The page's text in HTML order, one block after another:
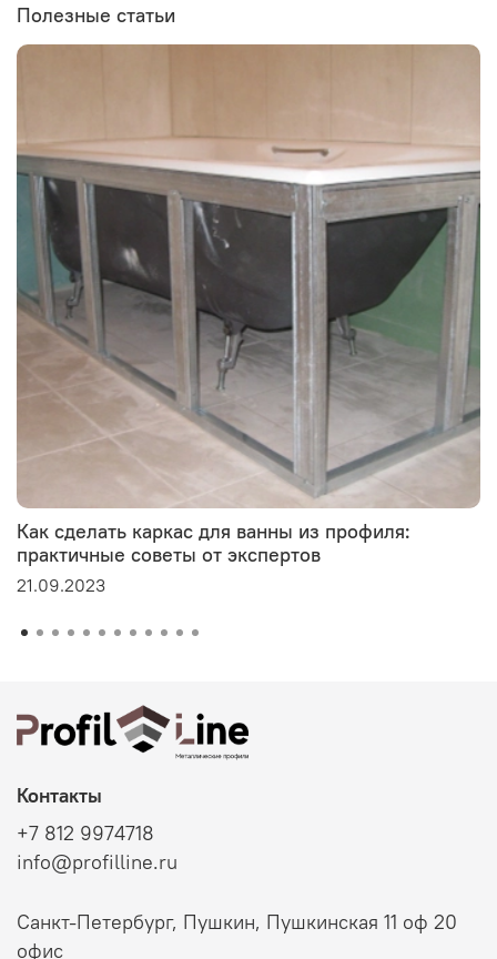
Полезные статьи
Как сделать каркас для ванны из профиля:
практичные советы от экспертов
21.09.2023
Контакты
+7 812 9974718
info@profilline.ru
Санкт-Петербург, Пушкин, Пушкинская 11 оф 20
офис